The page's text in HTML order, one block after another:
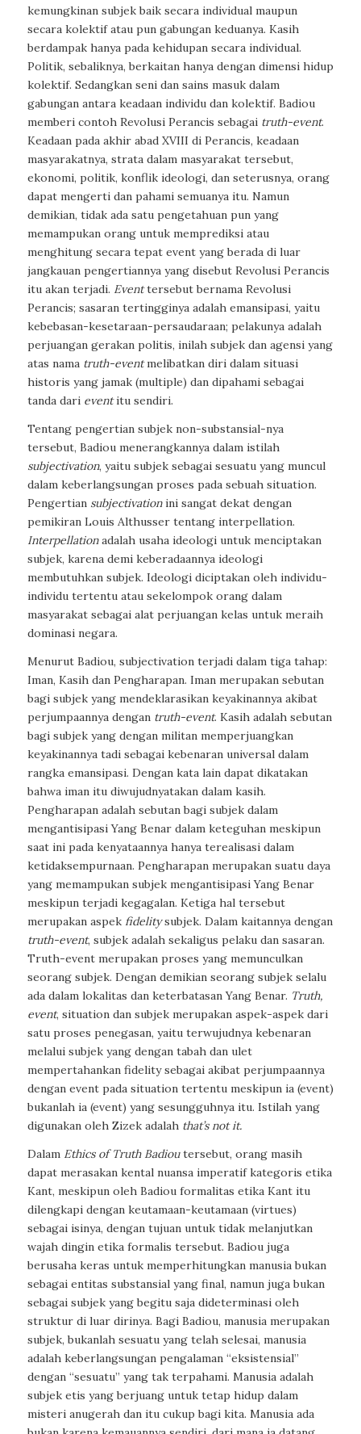
kemungkinan subjek baik secara individual maupun
secara kolektif atau pun gabungan keduanya. Kasih
berdampak hanya pada kehidupan secara individual.
Politik, sebaliknya, berkaitan hanya dengan dimensi hidup
kolektif. Sedangkan seni dan sains masuk dalam
gabungan antara keadaan individu dan kolektif. Badiou
memberi contoh Revolusi Perancis sebagai truth-event.
Keadaan pada akhir abad XVIII di Perancis, keadaan
masyarakatnya, strata dalam masyarakat tersebut,
ekonomi, politik, konflik ideologi, dan seterusnya, orang
dapat mengerti dan pahami semuanya itu. Namun
demikian, tidak ada satu pengetahuan pun yang
memampukan orang untuk memprediksi atau
menghitung secara tepat event yang berada di luar
jangkauan pengertiannya yang disebut Revolusi Perancis
itu akan terjadi. Eventtersebut bernama Revolusi
Perancis; sasaran tertingginya adalah emansipasi, yaitu
kebebasan-kesetaraan-persaudaraan; pelakunya adalah
perjuangan gerakan politis, inilah subjek dan agensi yang
atas nama truth-eventmelibatkan diri dalam situasi
historis yang jamak (multiple) dan dipahami sebagai
tanda dari eventitu sendiri.
Tentang pengertian subjek non-substansial-nya
tersebut, Badiou menerangkannya dalam istilah
subjectivation, yaitu subjek sebagai sesuatu yang muncul
dalam keberlangsungan proses pada sebuah situation.
Pengertian subjectivationini sangat dekat dengan
pemikiran Louis Althusser tentang interpellation.
Interpellationadalah usaha ideologi untuk menciptakan
subjek, karena demi keberadaannya ideologi
membutuhkan subjek. Ideologi diciptakan oleh individu-
individu tertentu atau sekelompok orang dalam
masyarakat sebagai alat perjuangan kelas untuk meraih
dominasi negara.
Menurut Badiou, subjectivation terjadi dalam tiga tahap:
Iman, Kasih dan Pengharapan. Iman merupakan sebutan
bagi subjek yang mendeklarasikan keyakinannya akibat
perjumpaannya dengan truth-event. Kasih adalah sebutan
bagi subjek yang dengan militan memperjuangkan
keyakinannya tadi sebagai kebenaran universal dalam
rangka emansipasi. Dengan kata lain dapat dikatakan
bahwa iman itu diwujudnyatakan dalam kasih.
Pengharapan adalah sebutan bagi subjek dalam
mengantisipasi Yang Benar dalam keteguhan meskipun
saat ini pada kenyataannya hanya terealisasi dalam
ketidaksempurnaan. Pengharapan merupakan suatu daya
yang memampukan subjek mengantisipasi Yang Benar
meskipun terjadi kegagalan. Ketiga hal tersebut
merupakan aspekfidelitysubjek. Dalam kaitannya dengan
truth-event, subjek adalah sekaligus pelaku dan sasaran.
Truth-event merupakan proses yang memunculkan
seorang subjek. Dengan demikian seorang subjek selalu
ada dalam lokalitas dan keterbatasan Yang Benar. Truth,
event, situation dan subjek merupakan aspek-aspek dari
satu proses penegasan, yaitu terwujudnya kebenaran
melalui subjek yang dengan tabah dan ulet
mempertahankan fidelity sebagai akibat perjumpaannya
dengan event pada situation tertentu meskipun ia (event)
bukanlah ia (event) yang sesungguhnya itu. Istilah yang
digunakan oleh Zizek adalah that’s not it.
Dalam Ethics of Truth Badioutersebut, orang masih
dapat merasakan kental nuansa imperatif kategoris etika
Kant, meskipun oleh Badiou formalitas etika Kant itu
dilengkapi dengan keutamaan-keutamaan (virtues)
sebagai isinya, dengan tujuan untuk tidak melanjutkan
wajah dingin etika formalis tersebut. Badiou juga
berusaha keras untuk memperhitungkan manusia bukan
sebagai entitas substansial yang final, namun juga bukan
sebagai subjek yang begitu saja dideterminasi oleh
struktur di luar dirinya. Bagi Badiou, manusia merupakan
subjek, bukanlah sesuatu yang telah selesai, manusia
adalah keberlangsungan pengalaman “eksistensial”
dengan “sesuatu” yang tak terpahami. Manusia adalah
subjek etis yang berjuang untuk tetap hidup dalam
misteri anugerah dan itu cukup bagi kita. Manusia ada